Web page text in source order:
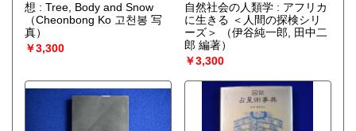
想 : Tree, Body and Snow
（Cheonbong Ko 고천봉 写
真）
￥3,300
自然社会の人類学 : アフリカ
に生きる ＜人間の探検シリ
ーズ＞
（伊谷純一郎, 田中二
郎 編著）
￥3,300